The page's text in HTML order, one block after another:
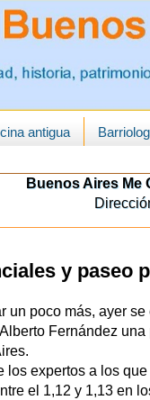
antigua
Buenos Aires Me
y paseo
un poco más, ayer
Fernández
expertos a los
el 1,12 y 1,13 en